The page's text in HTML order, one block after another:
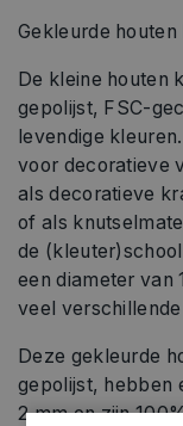
Gekleurde
De kleine houten
gepolijst, FSC-
levendige
voor decoratieve
als decoratieve
of als
de
een diameter van
veel
Deze gekleurde
gepolijst, hebben
2 mm en zijn